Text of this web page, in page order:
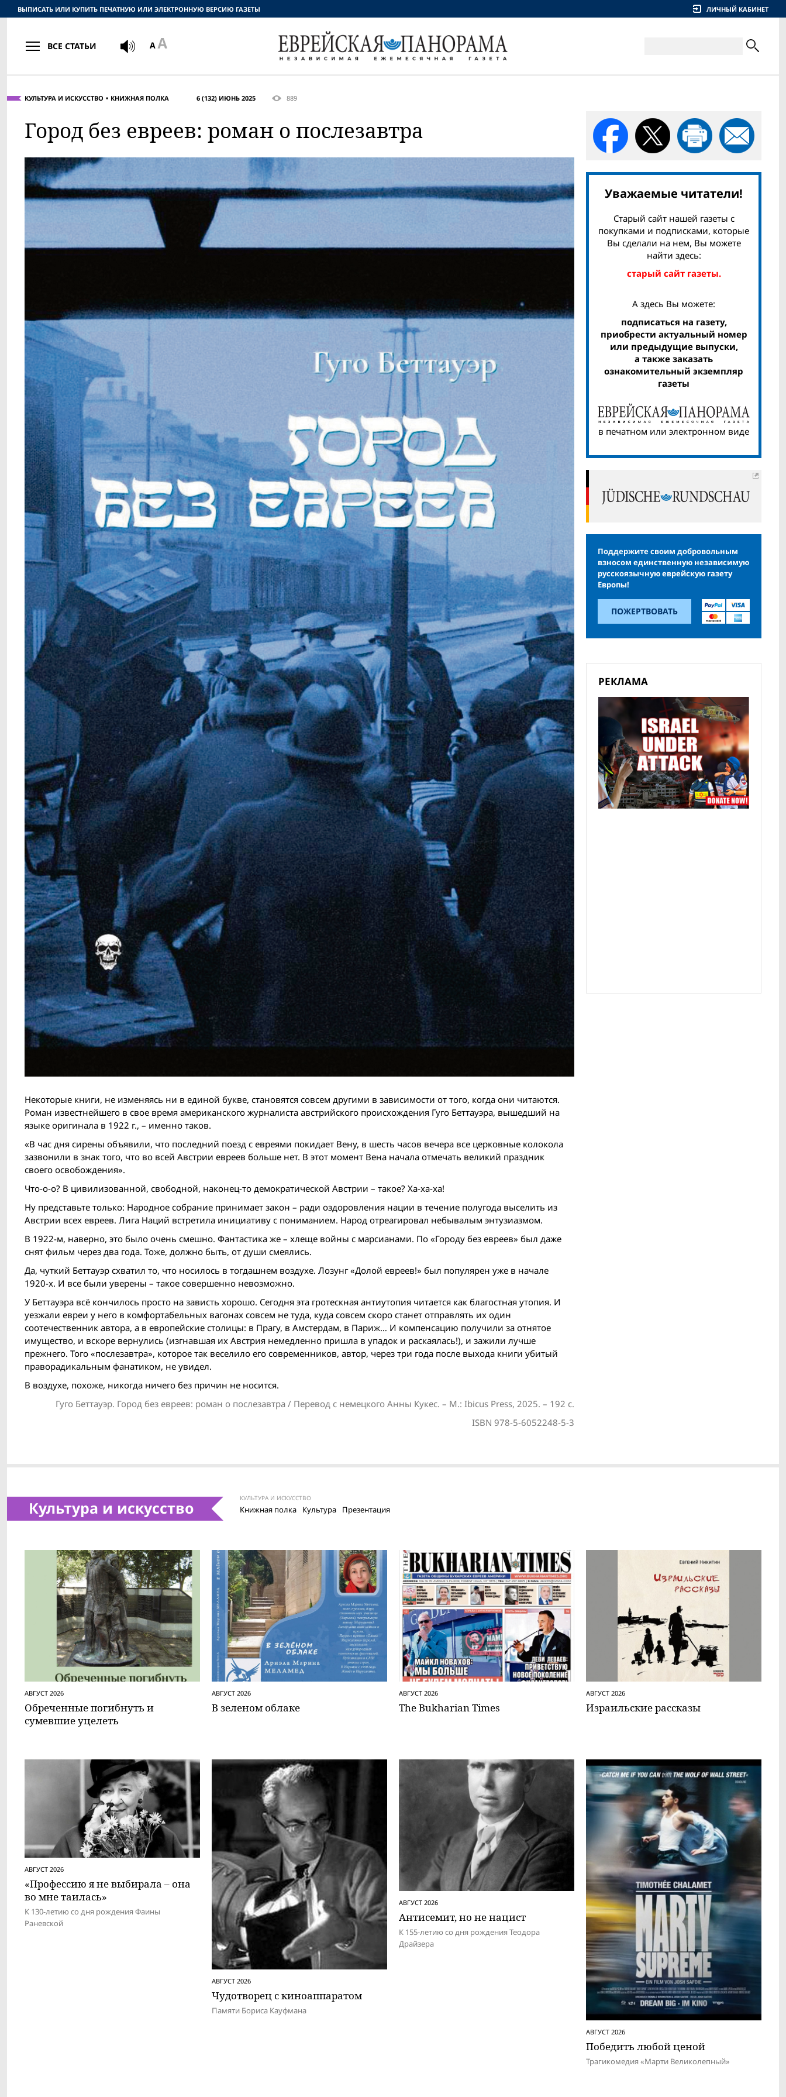
КУЛЬТУРА И ИСКУССТВО КНИЖНАЯ ПОЛКА 6 (132) ИЮНЬ 2025 889
Город без евреев: роман о послезавтра
Некоторые книги, не изменяясь ни в единой букве, становятся совсем другими в зависимости от того, когда они читаются.
Роман известнейшего в свое время американского журналиста австрийского происхождения Гуго Беттауэра, вышедший на
языке оригинала в 1922 г., – именно таков.
«В час дня сирены объявили, что последний поезд с евреями покидает Вену, в шесть часов вечера все церковные колокола
зазвонили в знак того, что во всей Австрии евреев больше нет. В этот момент Вена начала отмечать великий праздник
своего освобождения».
Что-о-о? В цивилизованной, свободной, наконец-то демократической Австрии – такое? Ха-ха-ха!
Ну представьте только: Народное собрание принимает закон – ради оздоровления нации в течение полугода выселить из
Австрии всех евреев. Лига Наций встретила инициативу с пониманием. Народ отреагировал небывалым энтузиазмом.
В 1922-м, наверно, это было очень смешно. Фантастика же – хлеще войны с марсианами. По «Городу без евреев» был даже
снят фильм через два года. Тоже, должно быть, от души смеялись.
Да, чуткий Беттауэр схватил то, что носилось в тогдашнем воздухе. Лозунг «Долой евреев!» был популярен уже в начале
1920-х. И все были уверены – такое совершенно невозможно.
У Беттауэра всё кончилось просто на зависть хорошо. Сегодня эта гротескная антиутопия читается как благостная утопия. И
уезжали евреи у него в комфортабельных вагонах совсем не туда, куда совсем скоро станет отправлять их один
соотечественник автора, а в европейские столицы: в Прагу, в Амстердам, в Париж… И компенсацию получили за отнятое
имущество, и вскоре вернулись (изгнавшая их Австрия немедленно пришла в упадок и раскаялась!), и зажили лучше
прежнего. Того «послезавтра», которое так веселило его современников, автор, через три года после выхода книги убитый
праворадикальным фанатиком, не увидел.
В воздухе, похоже, никогда ничего без причин не носится.
Гуго Беттауэр. Город без евреев: роман о послезавтра / Перевод с немецкого Анны Кукес. – М.: Ibicus Press, 2025. – 192 с.
ISBN 978-5-6052248-5-3
Уважаемые читатели!
Старый сайт нашей газеты с
покупками и подписками, которые
Вы сделали на нем, Вы можете
найти здесь:
старый сайт газеты.
А здесь Вы можете:
подписаться на газету,
приобрести актуальный номер
или предыдущие выпуски,
а также заказать
ознакомительный экземпляр
газеты
в печатном или электронном виде
Поддержите своим добровольным
взносом единственную независимую
русскоязычную еврейскую газету
Европы!
ПОЖЕРТВОВАТЬ
РЕКЛАМА
Культура и искусство КУЛЬТУРА И ИСКУССТВО
Книжная полка Культура Презентация
АВГУСТ 2026
Обреченные погибнуть и
сумевшие уцелеть
АВГУСТ 2026
В зеленом облаке
АВГУСТ 2026
The Bukharian Times
АВГУСТ 2026
Израильские рассказы
АВГУСТ 2026
«Профессию я не выбирала – она
во мне таилась»
К 130-летию со дня рождения Фаины
Раневской
АВГУСТ 2026
Чудотворец с киноаппаратом
Памяти Бориса Кауфмана
АВГУСТ 2026
Антисемит, но не нацист
К 155-летию со дня рождения Теодора
Драйзера
АВГУСТ 2026
Победить любой ценой
Трагикомедия «Марти Великолепный»
ВЫПИСАТЬ ИЛИ КУПИТЬ ПЕЧАТНУЮ ИЛИ ЭЛЕКТРОННУЮ ВЕРСИЮ ГАЗЕТЫ ЛИЧНЫЙ КАБИНЕТ
ВСЕ СТАТЬИ